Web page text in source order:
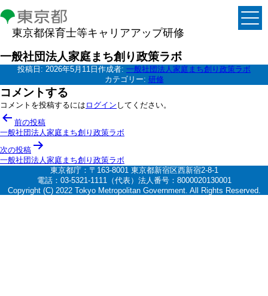
東京都保育士等キャリアアップ研修
一般社団法人家庭まち創り政策ラボ
投稿日: 2026年5月11日 作成者: 一般社団法人家庭まち創り政策ラボ
カテゴリー: 研修
コメントする
コメントを投稿するには ログイン してください。
投
稿
ナ
ビ
ー
前の投稿
一般社団法人家庭まち創り政策ラボ
次の投稿
一般社団法人家庭まち創り政策ラボ
東京都庁：〒163-8001 東京都新宿区西新宿2-8-1
電話：03-5321-1111（代表）法人番号：8000020130001
Copyright (C) 2022 Tokyo Metropolitan Government. All Rights Reserved.